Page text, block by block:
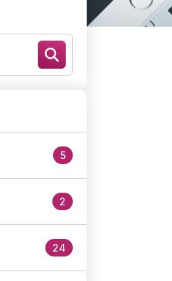
5
2
24